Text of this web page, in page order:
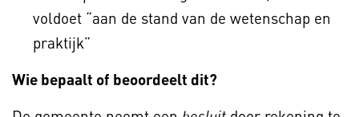
voldoet “aan de stand van de wetenschap en
praktijk”
Wie bepaalt of beoordeelt dit?